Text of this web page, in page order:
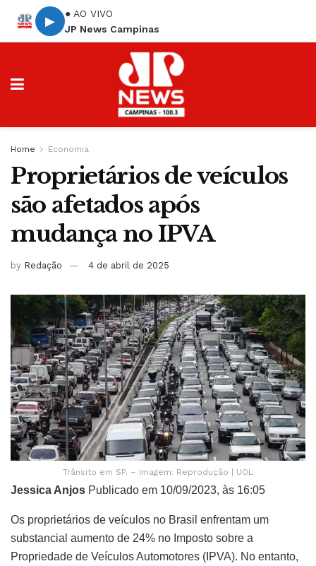
▶
● AO VIVO
JP News Campinas
Home Economia
Proprietários de veículos
são afetados após
mudança no IPVA
by Redação 4 de abril de 2025
Trânsito em SP. – Imagem: Reprodução | UOL
Jessica Anjos Publicado em 10/09/2023, às 16:05
Os proprietários de veículos no Brasil enfrentam um
substancial aumento de 24% no Imposto sobre a
Propriedade de Veículos Automotores (IPVA). No entanto,